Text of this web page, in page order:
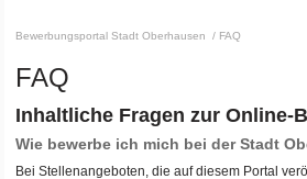
Bewerbungsportal Stadt Oberhausen / FAQ
FAQ
Inhaltliche Fragen zur Online-
Wie bewerbe ich mich bei der Stadt
Bei Stellenangeboten, die auf diesem Portal